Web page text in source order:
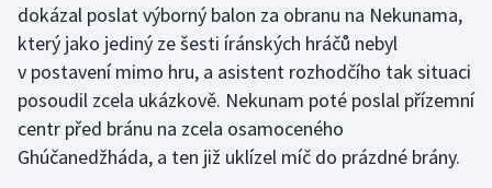
dokázal poslat výborný balon za obranu na Nekunama,
který jako jediný ze šesti íránských hráčů nebyl
v postavení mimo hru, a asistent rozhodčího tak situaci
posoudil zcela ukázkově. Nekunam poté poslal přízemní
centr před bránu na zcela osamoceného
Ghúčanedžháda, a ten již uklízel míč do prázdné brány.